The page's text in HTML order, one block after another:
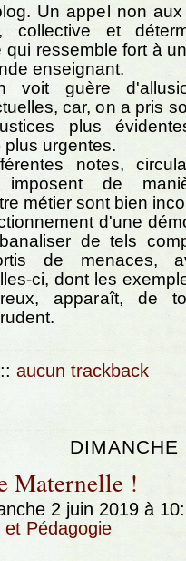
Un appel non
collective et
qui ressemble fort à
enseignant.
voit guère
car, on a pris
plus
plus urgentes.
notes,
imposent de
métier sont bien
d'une
de tels
de menaces,
ci, dont les
apparaît, de
:: aucun trackback
Maternelle !
2 juin 2019 à
Pédagogie